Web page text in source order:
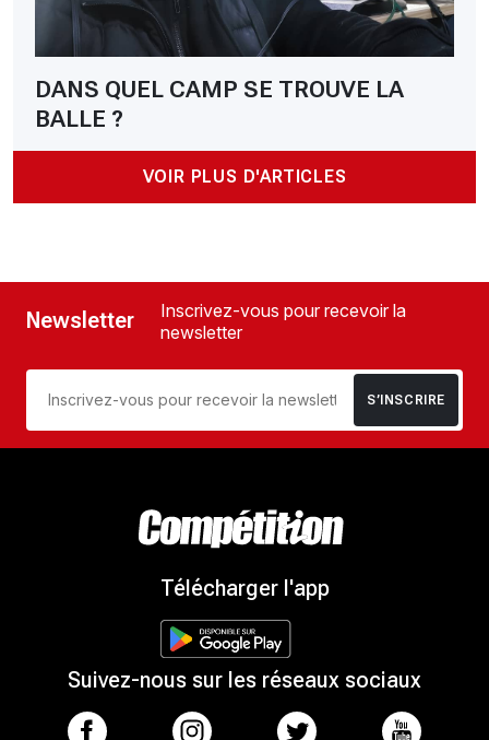
DANS QUEL CAMP SE TROUVE LA
BALLE ?
VOIR PLUS D'ARTICLES
Newsletter
Inscrivez-vous pour recevoir la
newsletter
S’INSCRIRE
Télécharger l'app
Suivez-nous sur les réseaux sociaux